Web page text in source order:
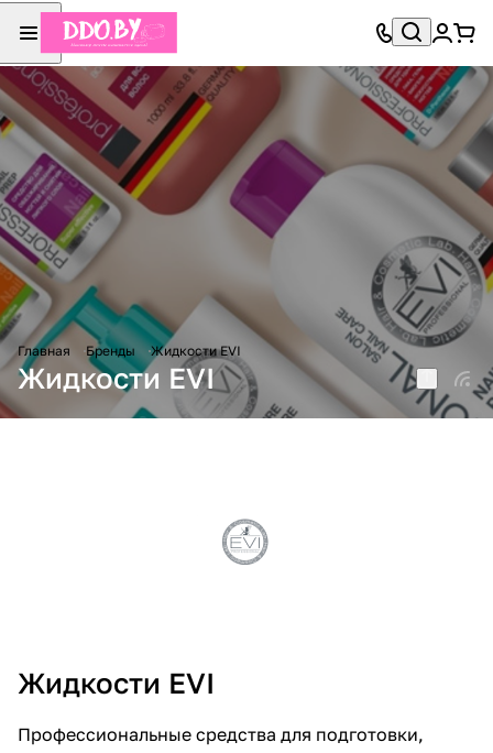
Главная Бренды Жидкости EVI
Жидкости EVI
Жидкости EVI
Профессиональные средства для подготовки,